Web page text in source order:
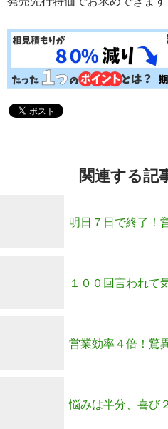
関連する記
明日７日で終了！
ー」作成ＤＶＤ
１００回言われて
クセ
営業効率４倍！驚
ーがあなたの自宅
悩みは半分、喜び